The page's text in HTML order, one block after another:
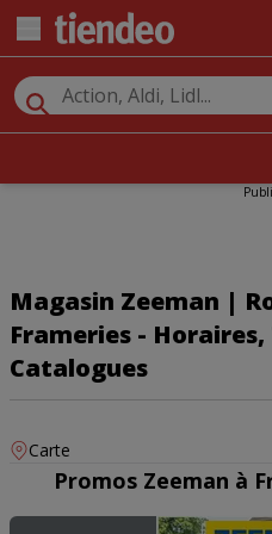
Magasin Zeeman |
Frameries -
Catalogues
Carte
Promos Zeeman à